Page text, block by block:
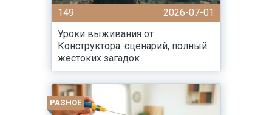
149
2026-07-01
Уроки выживания от
Конструктора: сценарий, полный
жестоких загадок
РАЗНОЕ